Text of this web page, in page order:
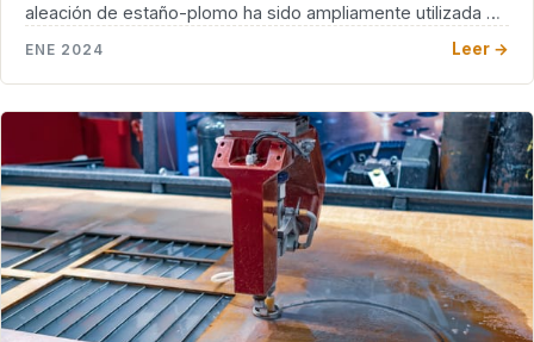
aleación de estaño-plomo ha sido ampliamente utilizada en
ENE 2024 Leer →